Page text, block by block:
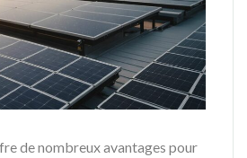
de nombreux avantages pour